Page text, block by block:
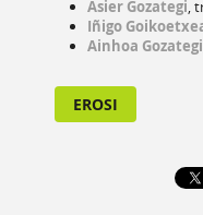
Asier Gozategi,
Iñigo
Ainhoa Gozategi
EROSI